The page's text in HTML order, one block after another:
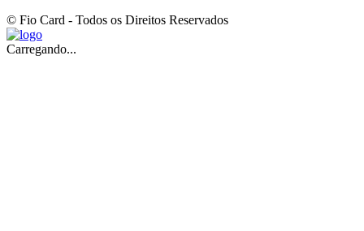
© Fio Card - Todos os Direitos Reservados
Carregando...